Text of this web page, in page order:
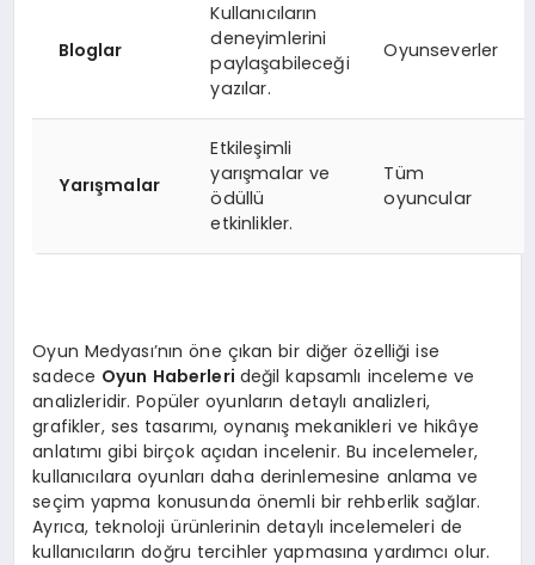
Bloglar
Kullanıcıların
deneyimlerini
paylaşabileceği
yazılar.
Oyunseverler
Yarışmalar
Etkileşimli
yarışmalar ve
ödüllü
etkinlikler.
Tüm
oyuncular
Oyun Medyası’nın öne çıkan bir diğer özelliği ise
sadece Oyun Haberleri değil kapsamlı inceleme ve
analizleridir. Popüler oyunların detaylı analizleri,
grafikler, ses tasarımı, oynanış mekanikleri ve hikâye
anlatımı gibi birçok açıdan incelenir. Bu incelemeler,
kullanıcılara oyunları daha derinlemesine anlama ve
seçim yapma konusunda önemli bir rehberlik sağlar.
Ayrıca, teknoloji ürünlerinin detaylı incelemeleri de
kullanıcıların doğru tercihler yapmasına yardımcı olur.